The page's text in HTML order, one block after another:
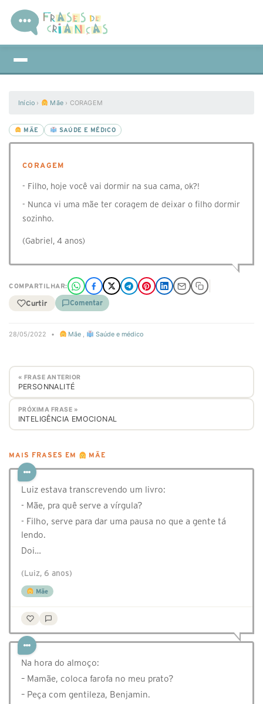
Início › Mãe › CORAGEM
MÃE SAÚDE E MÉDICO
CORAGEM
- Filho, hoje você vai dormir na sua cama, ok?!
- Nunca vi uma mãe ter coragem de deixar o filho dormir
sozinho.
(Gabriel, 4 anos)
COMPARTILHAR:
Curtir Comentar
28/05/2022 • Mãe , Saúde e médico
« FRASE ANTERIOR
PERSONNALITÉ
PRÓXIMA FRASE »
INTELIGÊNCIA EMOCIONAL
MAIS FRASES EM MÃE
Luiz estava transcrevendo um livro:
- Mãe, pra quê serve a vírgula?
- Filho, serve para dar uma pausa no que a gente tá
lendo.
Doi…
(Luiz, 6 anos)
Mãe
Na hora do almoço:
– Mamãe, coloca farofa no meu prato?
– Peça com gentileza, Benjamin.